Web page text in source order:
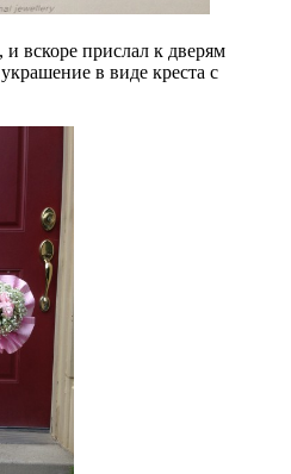
вскоре прислал к дверям
в виде креста с